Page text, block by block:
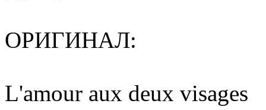
ОРИГИНАЛ:
L'amour aux deux visages